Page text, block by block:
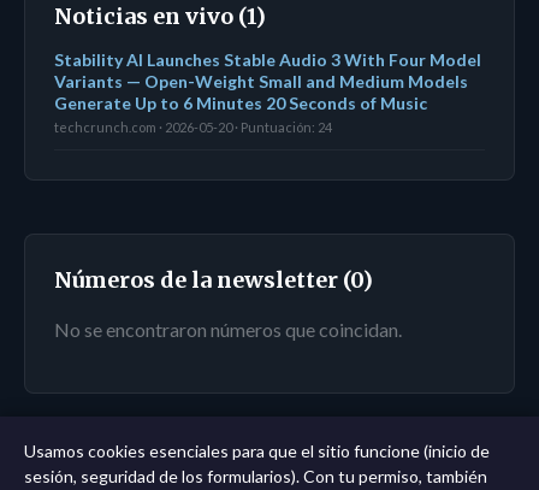
Noticias en vivo (1)
Stability AI Launches Stable Audio 3 With Four Model
Variants — Open-Weight Small and Medium Models
Generate Up to 6 Minutes 20 Seconds of Music
techcrunch.com · 2026-05-20 · Puntuación: 24
Números de la newsletter (0)
No se encontraron números que coincidan.
← Panel|Todas las entidades |Análisis de 11 años →
Usamos cookies esenciales para que el sitio funcione (inicio de
sesión, seguridad de los formularios). Con tu permiso, también